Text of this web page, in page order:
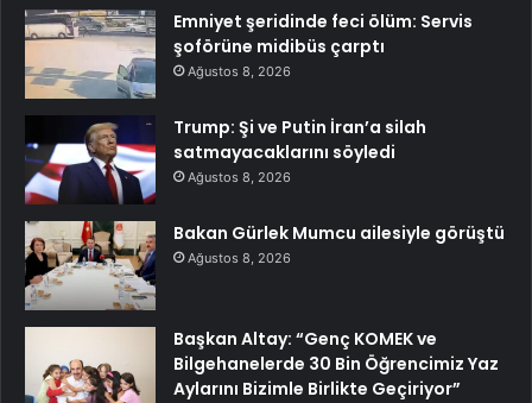
Emniyet şeridinde feci ölüm: Servis
şoförüne midibüs çarptı
Ağustos 8, 2026
Trump: Şi ve Putin İran’a silah
satmayacaklarını söyledi
Ağustos 8, 2026
Bakan Gürlek Mumcu ailesiyle görüştü
Ağustos 8, 2026
Başkan Altay: “Genç KOMEK ve
Bilgehanelerde 30 Bin Öğrencimiz Yaz
Aylarını Bizimle Birlikte Geçiriyor”